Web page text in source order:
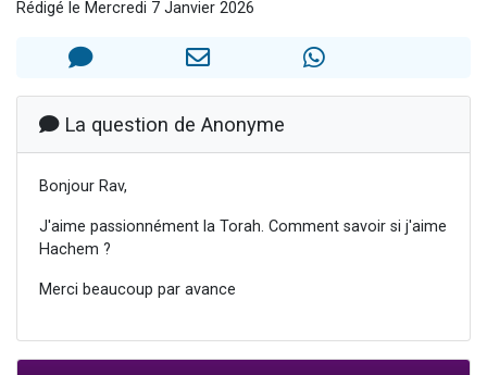
30 personnes viennent de faire un don pour Sauvez la jambe de Yohan
12 nouvelles musiques dans Torah-Box Music
29 personnes viennent de demander une bénédiction
Rédigé le Mercredi 7 Janvier 2026
La question de Anonyme
Bonjour Rav,
J'aime passionnément la Torah. Comment savoir si j'aime
Hachem ?
Merci beaucoup par avance